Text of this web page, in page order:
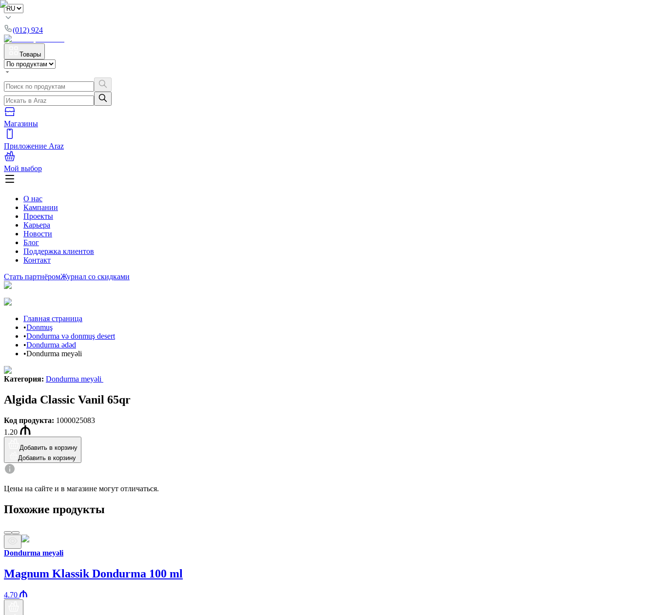
(012) 924
Товары
Магазины
Приложение Araz
Мой выбор
О нас
Кампании
Проекты
Карьера
Новости
Блог
Поддержка клиентов
Контакт
Стать партнёромЖурнал со скидками
Главная страница
•Donmuş
•Dondurma və donmuş desert
•Dondurma ədəd
•Dondurma meyəli
Категория: Dondurma meyəli
Algida Classic Vanil 65qr
Код продукта: 1000025083
1.20
Добавить в корзину
Добавить в корзину
Цены на сайте и в магазине могут отличаться.
Похожие продукты
Dondurma meyəli
Magnum Klassik Dondurma 100 ml
4.70